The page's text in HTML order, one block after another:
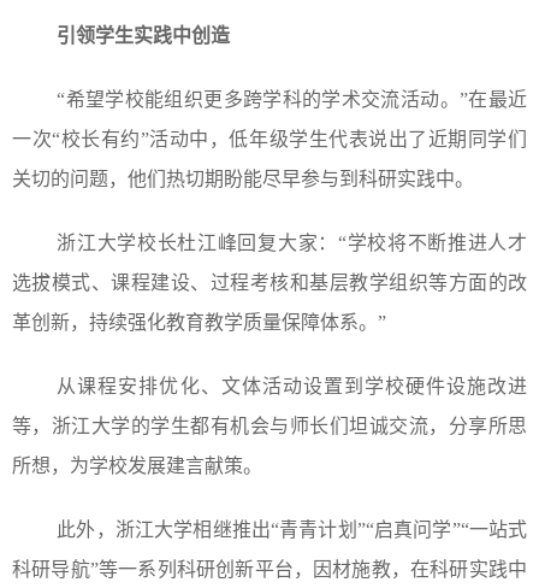
引领学生实践中创造
“希望学校能组织更多跨学科的学术交流活动。”在最近
一次“校长有约”活动中，低年级学生代表说出了近期同学们
关切的问题，他们热切期盼能尽早参与到科研实践中。
浙江大学校长杜江峰回复大家：“学校将不断推进人才
选拔模式、课程建设、过程考核和基层教学组织等方面的改
革创新，持续强化教育教学质量保障体系。”
从课程安排优化、文体活动设置到学校硬件设施改进
等，浙江大学的学生都有机会与师长们坦诚交流，分享所思
所想，为学校发展建言献策。
此外，浙江大学相继推出“青青计划”“启真问学”“一站式
科研导航”等一系列科研创新平台，因材施教，在科研实践中